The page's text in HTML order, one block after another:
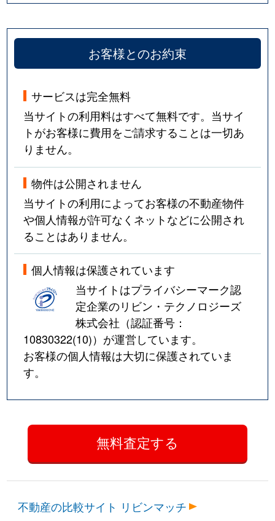
お客様とのお約束
サービスは完全無料
当サイトの利用料はすべて無料です。当サイ
トがお客様に費用をご請求することは一切あ
りません。
物件は公開されません
当サイトの利用によってお客様の不動産物件
や個人情報が許可なくネットなどに公開され
ることはありません。
個人情報は保護されています
当サイトはプライバシーマーク認
定企業のリビン・テクノロジーズ
株式会社（認証番号：
10830322(10)）が運営しています。
お客様の個人情報は大切に保護されていま
す。
不動産の比較サイト リビンマッチ